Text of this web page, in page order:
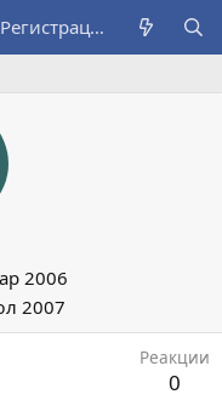
Регистрация
2006
2007
Реакции
0